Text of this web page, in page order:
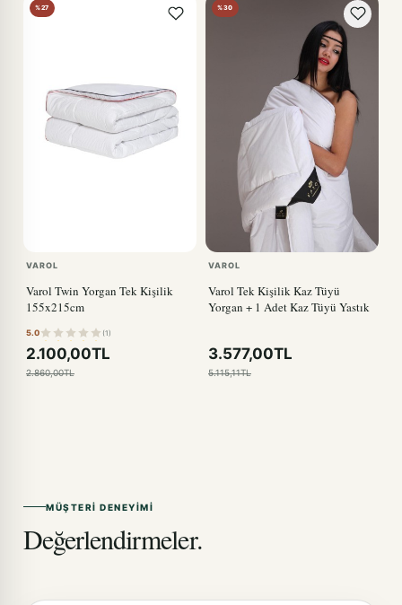
%27
VAROL
Varol Twin Yorgan Tek Kişilik
155x215cm
5.0 (1)
2.100,00TL
2.860,00TL
%30
VAROL
Varol Tek Kişilik Kaz Tüyü
Yorgan + 1 Adet Kaz Tüyü Yastık
3.577,00TL
5.115,11TL
MÜŞTERI DENEYIMI
Değerlendirmeler.